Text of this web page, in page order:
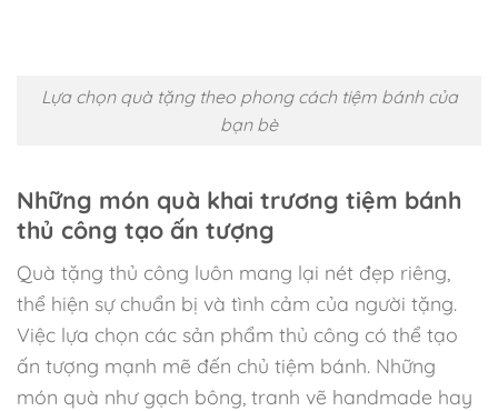
Lựa chọn quà tặng theo phong cách tiệm bánh của
bạn bè
Những món quà khai trương tiệm bánh
thủ công tạo ấn tượng
Quà tặng thủ công luôn mang lại nét đẹp riêng,
thể hiện sự chuẩn bị và tình cảm của người tặng.
Việc lựa chọn các sản phẩm thủ công có thể tạo
ấn tượng mạnh mẽ đến chủ tiệm bánh. Những
món quà như gạch bông, tranh vẽ handmade hay